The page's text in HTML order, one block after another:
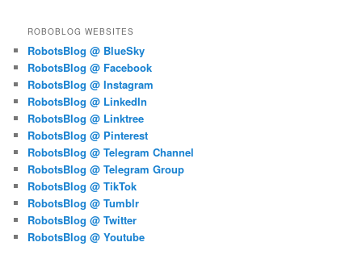
ROBOBLOG WEBSITES
RobotsBlog @ BlueSky
RobotsBlog @ Facebook
RobotsBlog @ Instagram
RobotsBlog @ LinkedIn
RobotsBlog @ Linktree
RobotsBlog @ Pinterest
RobotsBlog @ Telegram Channel
RobotsBlog @ Telegram Group
RobotsBlog @ TikTok
RobotsBlog @ Tumblr
RobotsBlog @ Twitter
RobotsBlog @ Youtube